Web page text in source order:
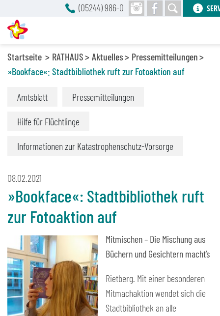
Startseite RATHAUS Aktuelles
Pressemitteilungen
»Bookface«: Stadtbibliothek ruft zur Fotoaktion auf
Amtsblatt Pressemitteilungen
Hilfe für Flüchtlinge
Informationen zur Katastrophenschutz-Vorsorge
08.02.2021
»Bookface«: Stadtbibliothek ruft
zur Fotoaktion auf
Mitmischen – Die Mischung aus
Büchern und Gesichtern macht’s
Rietberg. Mit einer besonderen
Mitmachaktion wendet sich die
Stadtbibliothek an alle
(05244) 986-0